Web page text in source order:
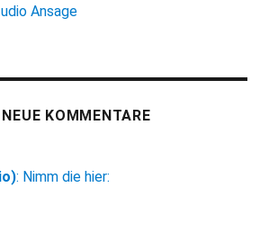
Ansage
NEUE KOMMENTARE
: Nimm die hier: